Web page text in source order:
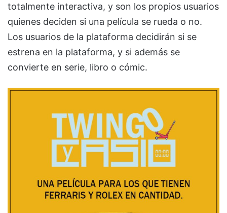
totalmente interactiva, y son los propios usuarios
quienes deciden si una película se rueda o no.
Los usuarios de la plataforma decidirán si se
estrena en la plataforma, y si además se
convierte en serie, libro o cómic.